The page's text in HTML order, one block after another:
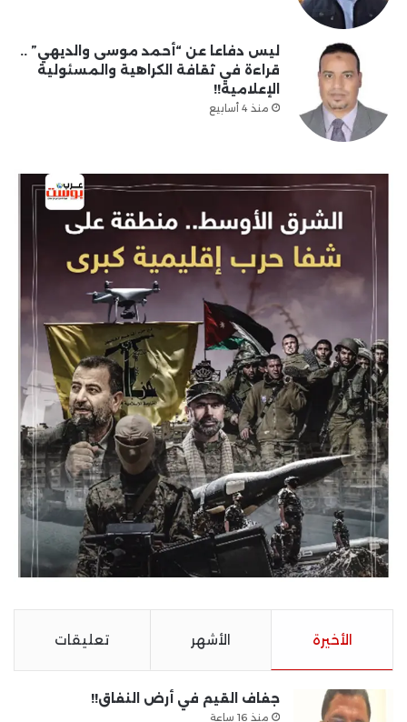
ليس دفاعا عن “أحمد موسى والديهي” ..
قراءة في ثقافة الكراهية والمسئولية
الإعلامية!!
منذ 4 أسابيع
الأخيرة الأشهر تعليقات
جفاف القيم في أرض النفاق!!
منذ 16 ساعة